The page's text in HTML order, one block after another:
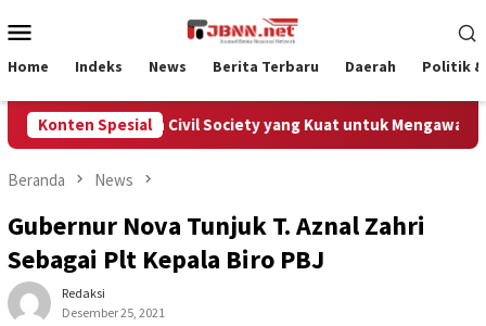
ke
Mobile
Home Indeks News Berita Terbaru Daerah Politik &
Konten Spesial
Membutuhkan Civil Society yang Kuat untuk Mengawal Dana
Beranda News
Gubernur Nova Tunjuk T. Aznal Zahri
Sebagai Plt Kepala Biro PBJ
Redaksi
Desember 25, 2021